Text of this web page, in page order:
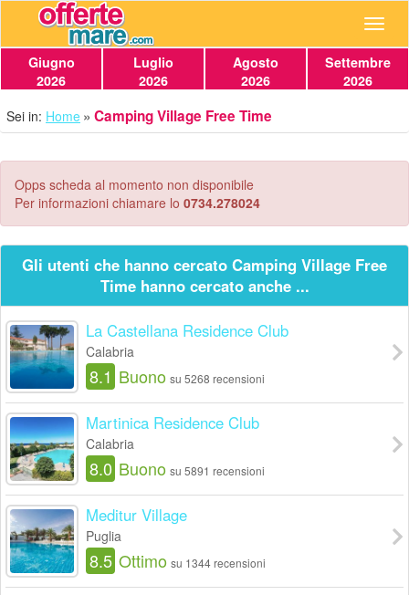
Giugno
2026
Luglio
2026
Agosto
2026
Settembre
2026
Sei in: Home Camping Village Free Time
Opps scheda al momento non disponibile
Per informazioni chiamare lo 0734.278024
Gli utenti che hanno cercato Camping Village Free
Time hanno cercato anche ...
La Castellana Residence Club
Calabria
8.1 Buono su 5268 recensioni
Martinica Residence Club
Calabria
8.0 Buono su 5891 recensioni
Meditur Village
Puglia
8.5 Ottimo su 1344 recensioni